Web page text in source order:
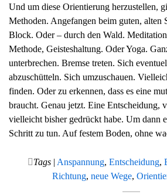
Und um diese Orientierung herzustellen,
Methoden. Angefangen beim guten, alten
Block. Oder – durch den Wald.
Methode, Geisteshaltung. Oder Yoga.
unterbrechen. Bremse treten. Sich
abzuschütteln. Sich umzuschauen.
finden. Oder zu erkennen, dass es eine
braucht. Genau jetzt. Eine Entscheidung,
vielleicht bisher gedrückt habe. Um dann
Schritt zu tun. Auf festem Boden, ohne
Tags | Anspannung, Entscheidung,
Richtung, neue Wege,